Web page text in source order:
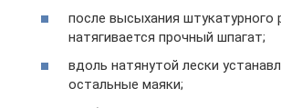
после высыхания штукатурного
натягивается прочный шпагат;
вдоль натянутой лески
остальные маяки;